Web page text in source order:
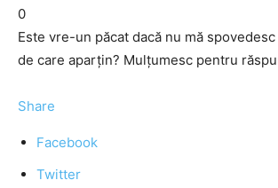
0
Este vre-un păcat dacă nu mă
de care aparţin? Mulţumesc pentru
Share
Facebook
Twitter